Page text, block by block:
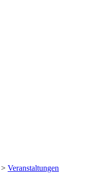
> Veranstaltungen